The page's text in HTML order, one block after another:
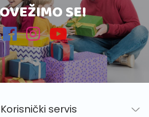
SE!
Korisnički servis